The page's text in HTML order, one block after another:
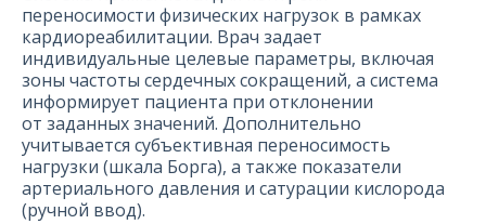
переносимости физических нагрузок в рамках
кардиореабилитации. Врач задает
индивидуальные целевые параметры, включая
зоны частоты сердечных сокращений, а система
информирует пациента при отклонении
от заданных значений. Дополнительно
учитывается субъективная переносимость
нагрузки (шкала Борга), а также показатели
артериального давления и сатурации кислорода
(ручной ввод).